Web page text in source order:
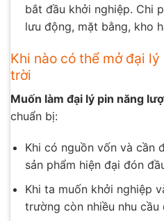
bắt đầu khởi nghiệp. Chi
lưu động, mặt bằng, kho
Khi nào có thể mở đại
trời
Muốn làm đại lý pin năng
chuẩn bị:
Khi có nguồn vốn và cần
sản phẩm hiện đại đón
Khi ta muốn khởi nghiệp
trường còn nhiều nhu cầu